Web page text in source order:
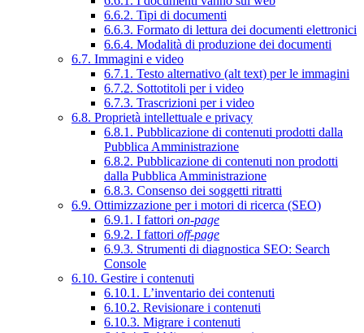
6.6.2. Tipi di documenti
6.6.3. Formato di lettura dei documenti elettronici
6.6.4. Modalità di produzione dei documenti
6.7. Immagini e video
6.7.1. Testo alternativo (alt text) per le immagini
6.7.2. Sottotitoli per i video
6.7.3. Trascrizioni per i video
6.8. Proprietà intellettuale e privacy
6.8.1. Pubblicazione di contenuti prodotti dalla
Pubblica Amministrazione
6.8.2. Pubblicazione di contenuti non prodotti
dalla Pubblica Amministrazione
6.8.3. Consenso dei soggetti ritratti
6.9. Ottimizzazione per i motori di ricerca (SEO)
6.9.1. I fattori on-page
6.9.2. I fattori off-page
6.9.3. Strumenti di diagnostica SEO: Search
Console
6.10. Gestire i contenuti
6.10.1. L’inventario dei contenuti
6.10.2. Revisionare i contenuti
6.10.3. Migrare i contenuti